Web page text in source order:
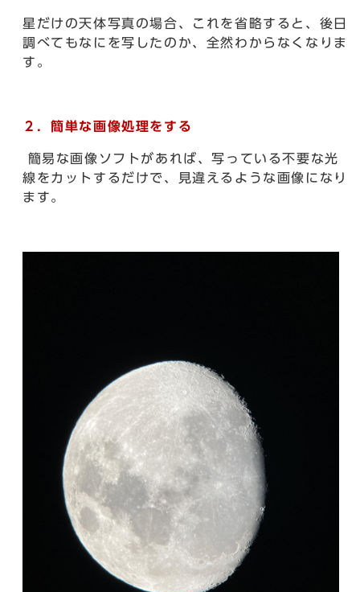
星だけの天体写真の場合、これを省略すると、後日
調べてもなにを写したのか、全然わからなくなりま
す。
２．簡単な画像処理をする
簡易な画像ソフトがあれば、写っている不要な光
線をカットするだけで、見違えるような画像になり
ます。